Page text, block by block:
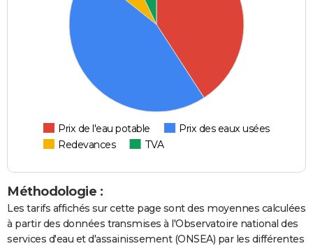
Prix de l'eau potable
Prix des eaux usées
Redevances
TVA
Méthodologie :
Les tarifs affichés sur cette page sont des moyennes calculées
à partir des données transmises à l'Observatoire national des
services d'eau et d'assainissement (ONSEA) par les différentes